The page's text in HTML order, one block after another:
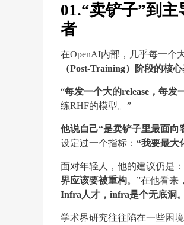
01.“卖铲子”到
者
在OpenAI内部，几乎每一个
（Post-Training）阶段的核心
“每发一个大的release，每发
练RHF的模型。”
他说自己“是卖铲子里最面向
设定过一个指标： “我要最大
面对年轻人，他的建议仍是
界应该要被重构。”在他看来
Infra人才，infra是个无底洞。
学术界研究往往陷在一些困